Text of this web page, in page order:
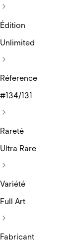
Édition
Unlimited
Réference
#134/131
Rareté
Ultra Rare
Variété
Full Art
Fabricant